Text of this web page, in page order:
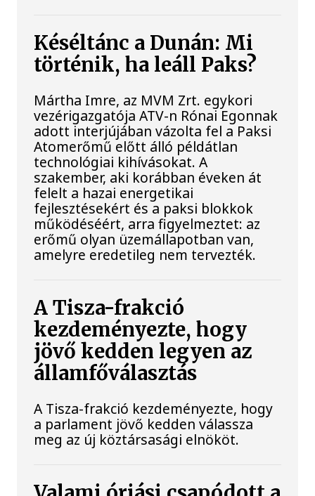
Késéltánc a Dunán: Mi
történik, ha leáll Paks?
Mártha Imre, az MVM Zrt. egykori
vezérigazgatója ATV-n Rónai Egonnak
adott interjújában vázolta fel a Paksi
Atomerőmű előtt álló példátlan
technológiai kihívásokat. A
szakember, aki korábban éveken át
felelt a hazai energetikai
fejlesztésekért és a paksi blokkok
működéséért, arra figyelmeztet: az
erőmű olyan üzemállapotban van,
amelyre eredetileg nem tervezték.
A Tisza-frakció
kezdeményezte, hogy
jövő kedden legyen az
államfőválasztás
A Tisza-frakció kezdeményezte, hogy
a parlament jövő kedden válassza
meg az új köztársasági elnököt.